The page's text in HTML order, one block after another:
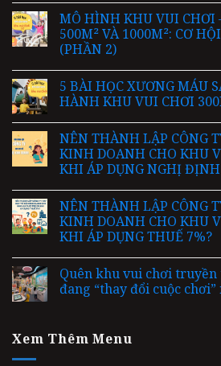
MÔ HÌNH KHU VUI CHƠI
500M² VÀ 1000M²: CƠ
(PHẦN 2)
5 BÀI HỌC XƯƠNG MÁU
HÀNH KHU VUI CHƠI
NÊN THÀNH LẬP CÔNG
KINH DOANH CHO KHU
KHI ÁP DỤNG NGHỊ
NÊN THÀNH LẬP CÔNG
KINH DOANH CHO KHU
KHI ÁP DỤNG THUẾ 7%?
Quên khu vui chơi truyền
đang “thay đổi cuộc
Xem Thêm Menu